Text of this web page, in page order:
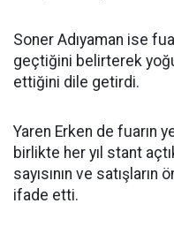
Soner Adıyaman ise
geçtiğini belirterek
ettiğini dile getirdi.
Yaren Erken de fuarın
birlikte her yıl stant
sayısının ve satışların
ifade etti.